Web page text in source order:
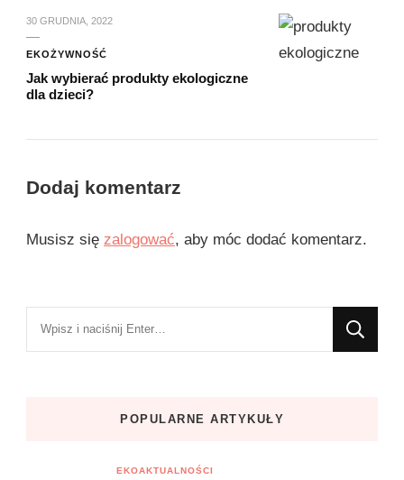
30 GRUDNIA, 2022
EKOŻYWNOŚĆ
Jak wybierać produkty ekologiczne
dla dzieci?
Dodaj komentarz
Musisz się zalogować, aby móc dodać komentarz.
POPULARNE ARTYKUŁY
EKOAKTUALNOŚCI